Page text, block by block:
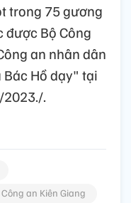
trong 75 gương
được Bộ Công
an nhân dân
Hồ dạy" tại
.
Công an Kiên Giang